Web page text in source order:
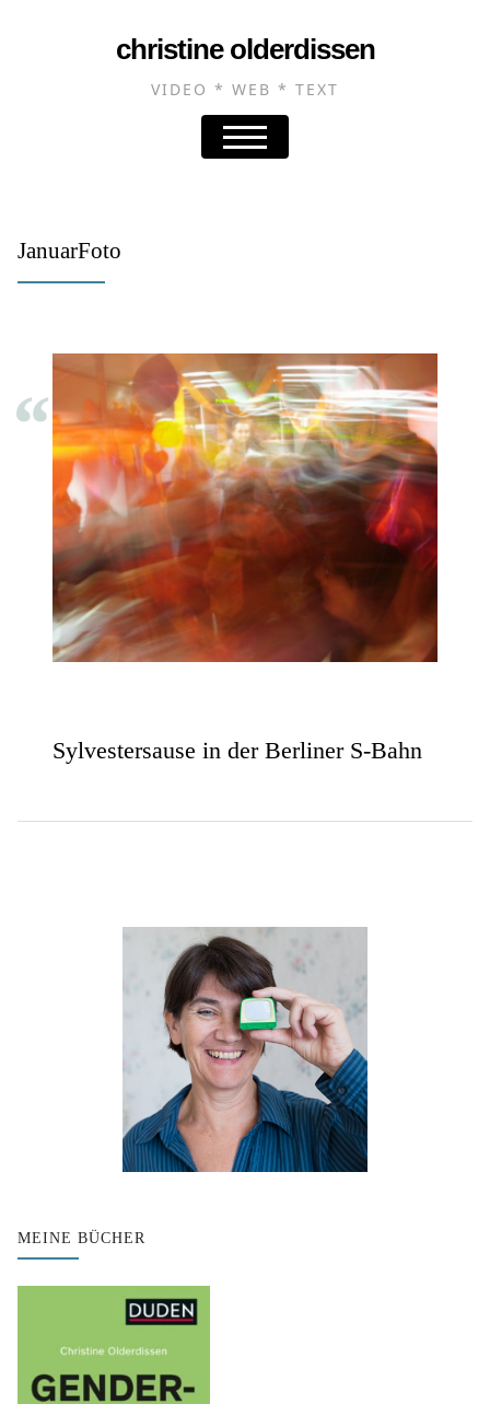
christine olderdissen
VIDEO * WEB * TEXT
JanuarFoto
Sylvestersause in der Berliner S-Bahn
MEINE BÜCHER